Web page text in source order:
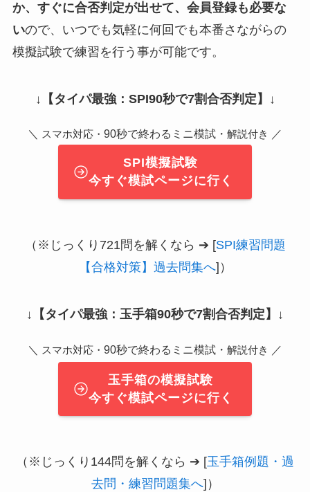
か、すぐに合否判定が出せて、会員登録も必要な
いので、いつでも気軽に何回でも本番さながらの
模擬試験で練習を行う事が可能です。
↓ 【タイパ最強：SPI90秒で7割合否判定】 ↓
＼ スマホ対応・ 90秒で終わるミニ模試・ 解説付き ／
SPI模擬試験
今すぐ模試ページに行く
（※じっくり721問を解くなら ➔ [SPI練習問題
【合格対策】過去問集へ]）
↓ 【タイパ最強：玉手箱90秒で7割合否判定】 ↓
＼ スマホ対応・ 90秒で終わるミニ模試・ 解説付き ／
玉手箱の模擬試験
今すぐ模試ページに行く
（※じっくり144問を解くなら ➔ [玉手箱例題・過
去問・練習問題集へ]）